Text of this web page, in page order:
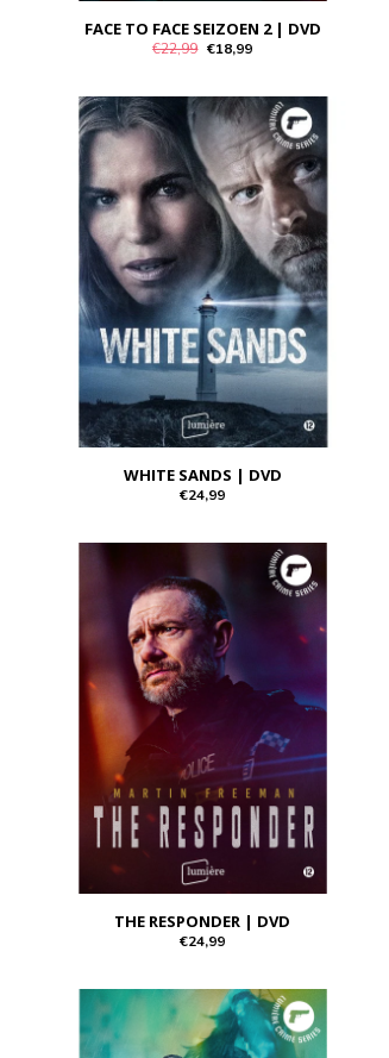
FACE TO FACE SEIZOEN 2 | DVD
€22,99 €18,99
WHITE SANDS | DVD
€24,99
THE RESPONDER | DVD
€24,99